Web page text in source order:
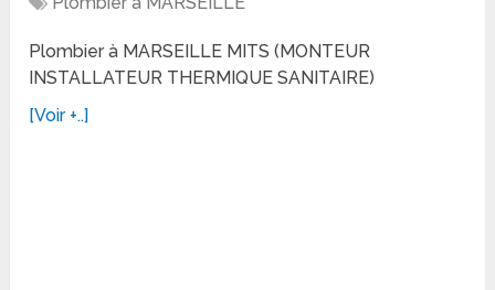
Plombier à MARSEILLE MITS (MONTEUR
INSTALLATEUR THERMIQUE SANITAIRE)
[Voir +..]